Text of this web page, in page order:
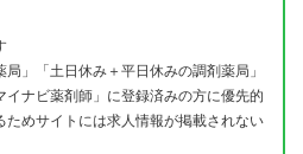
局」「土日休み＋平日休みの調剤薬局」
イナビ薬剤師」に登録済みの方に優先的
ためサイトには求人情報が掲載されない